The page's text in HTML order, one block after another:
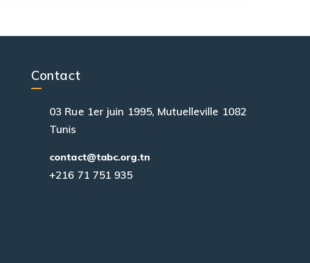
Contact
03 Rue 1er juin 1995, Mutuelleville 1082
Tunis
contact@tabc.org.tn
+216 71 751 935